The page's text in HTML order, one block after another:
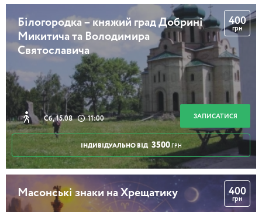
Білогородка – княжий град Добрині
Микитича та Володимира
Святославича
Сб, 15.08 11:00
400
грн
ЗАПИСАТИСЯ
ІНДИВІДУАЛЬНО ВІД 3500 ГРН
Масонські знаки на Хрещатику 400
грн